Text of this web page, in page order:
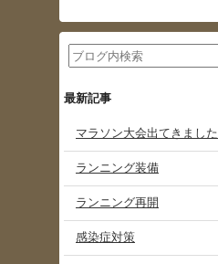
最新記事
マラソン大会出てきました
ランニング装備
ランニング再開
感染症対策